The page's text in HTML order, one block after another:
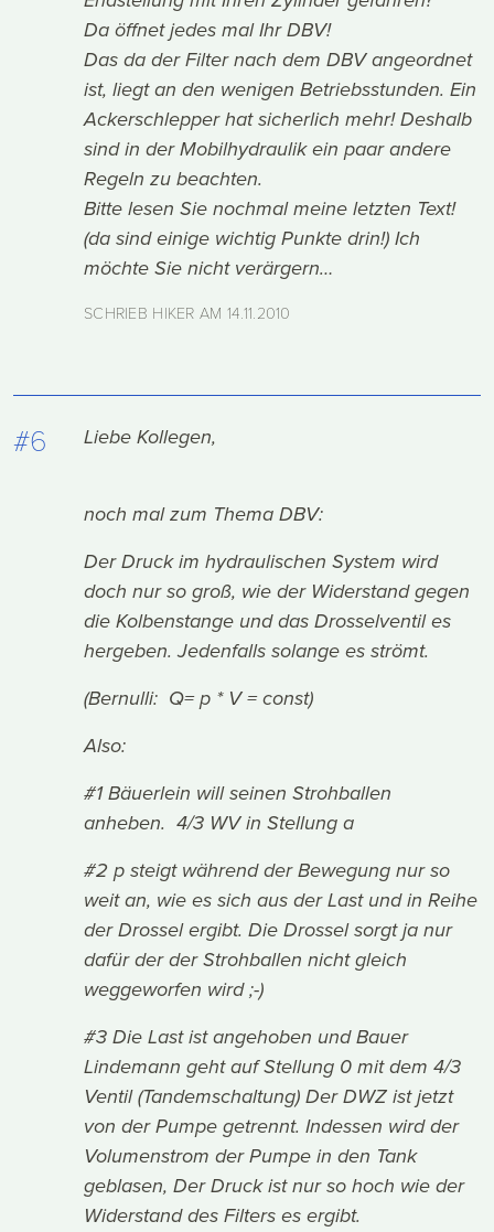
Da öffnet jedes mal Ihr DBV!
Das da der Filter nach dem DBV angeordnet
ist, liegt an den wenigen Betriebsstunden. Ein
Ackerschlepper hat sicherlich mehr! Deshalb
sind in der Mobilhydraulik ein paar andere
Regeln zu beachten.
Bitte lesen Sie nochmal meine letzten Text!
(da sind einige wichtig Punkte drin!) Ich
möchte Sie nicht verärgern…
SCHRIEB HIKER AM 14.11.2010
#6 Liebe Kollegen,
noch mal zum Thema DBV:
Der Druck im hydraulischen System wird
doch nur so groß, wie der Widerstand gegen
die Kolbenstange und das Drosselventil es
hergeben. Jedenfalls solange es strömt.
(Bernulli: Q= p * V = const)
Also:
#1 Bäuerlein will seinen Strohballen
anheben. 4/3 WV in Stellung a
#2 p steigt während der Bewegung nur so
weit an, wie es sich aus der Last und in Reihe
der Drossel ergibt. Die Drossel sorgt ja nur
dafür der der Strohballen nicht gleich
weggeworfen wird ;-)
#3 Die Last ist angehoben und Bauer
Lindemann geht auf Stellung 0 mit dem 4/3
Ventil (Tandemschaltung) Der DWZ ist jetzt
von der Pumpe getrennt. Indessen wird der
Volumenstrom der Pumpe in den Tank
geblasen, Der Druck ist nur so hoch wie der
Widerstand des Filters es ergibt.